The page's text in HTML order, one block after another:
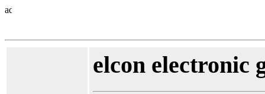
elcon electronic